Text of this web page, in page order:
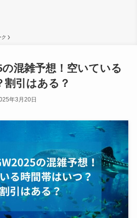
混雑予想！空いている
割引はある？
年3月20日